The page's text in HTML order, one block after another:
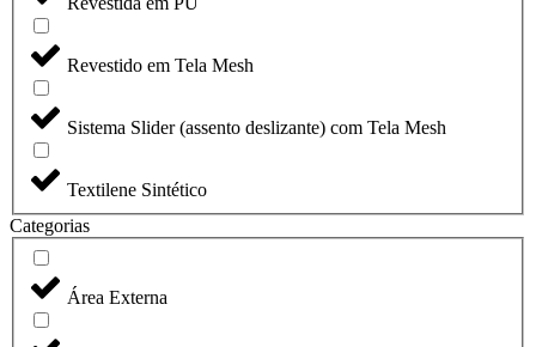
Revestido em Tela Mesh
Sistema Slider (assento deslizante) com Tela Mesh
Textilene Sintético
Categorias
Área Externa